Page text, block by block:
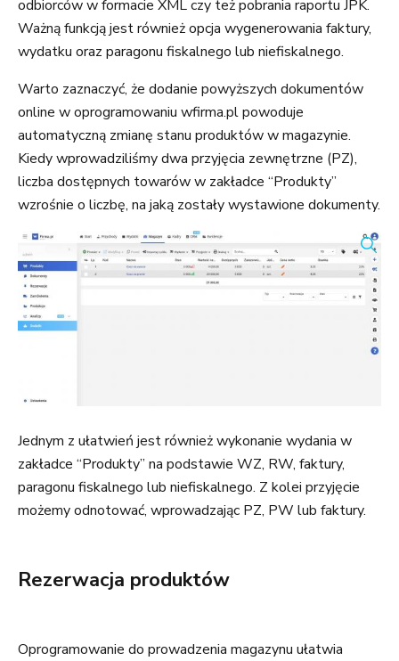
odbiorców w formacie XML czy też pobrania raportu JPK.
Ważną funkcją jest również opcja wygenerowania faktury,
wydatku oraz paragonu fiskalnego lub niefiskalnego.
Warto zaznaczyć, że dodanie powyższych dokumentów
online w oprogramowaniu wfirma.pl powoduje
automatyczną zmianę stanu produktów w magazynie.
Kiedy wprowadziliśmy dwa przyjęcia zewnętrzne (PZ),
liczba dostępnych towarów w zakładce “Produkty”
wzrośnie o liczbę, na jaką zostały wystawione dokumenty.
Jednym z ułatwień jest również wykonanie wydania w
zakładce “Produkty” na podstawie WZ, RW, faktury,
paragonu fiskalnego lub niefiskalnego. Z kolei przyjęcie
możemy odnotować, wprowadzając PZ, PW lub faktury.
Rezerwacja produktów
Oprogramowanie do prowadzenia magazynu ułatwia